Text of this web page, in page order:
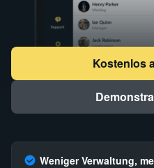
Kostenlos
Weniger Verwaltung,